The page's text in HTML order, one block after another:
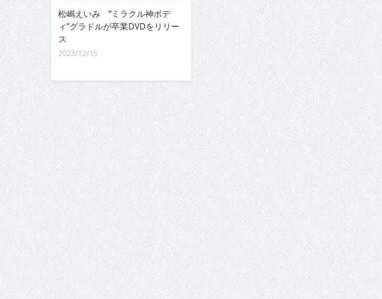
松嶋えいみ “ミラクル神ボデ
ィ”グラドルが卒業DVDをリリー
ス
2023/12/15